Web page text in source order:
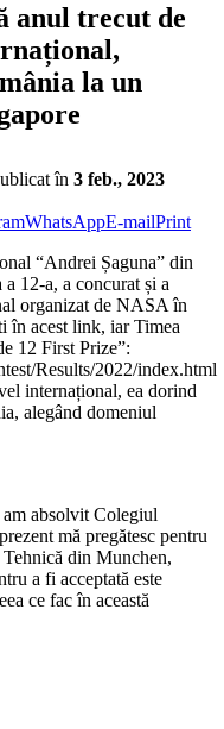
anul trecut de
la un
în 3 feb., 2023
WhatsAppE-mailPrint
“Andrei Șaguna” din
12-a, a concurat și a
organizat de NASA în
în acest link, iar Timea
12 First Prize”:
Results/2022/index.html
internațional, ea dorind
alegând domeniul
absolvit Colegiul
mă pregătesc pentru
din Munchen,
a fi acceptată este
ce fac în această